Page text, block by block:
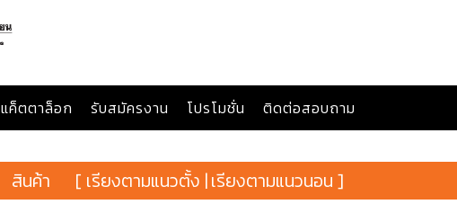
แค็ตตาล็อก รับสมัครงาน โปรโมชั่น ติดต่อสอบถาม
สินค้า [ เรียงตามแนวตั้ง |เรียงตามแนวนอน ]